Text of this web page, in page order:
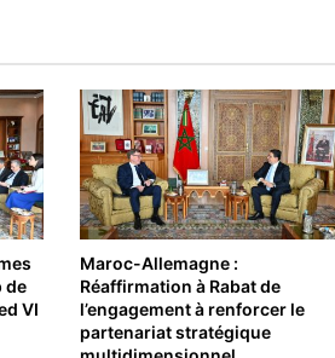
de
VI
Maroc-Allemagne :
Réaffirmation à Rabat de
l’engagement à renforcer le
partenariat stratégique